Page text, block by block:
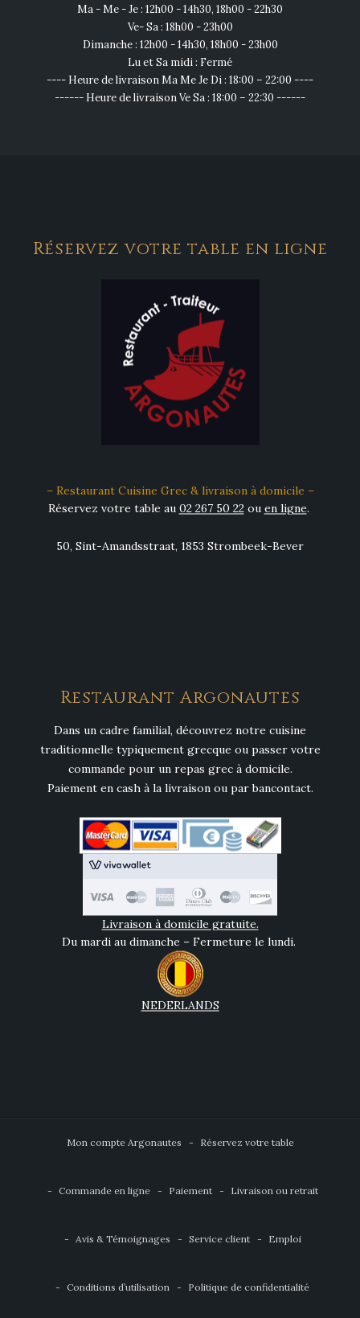
Ma - Me - Je : 12h00 - 14h30, 18h00 - 22h30
Ve- Sa : 18h00 - 23h00
Dimanche : 12h00 - 14h30, 18h00 - 23h00
Lu et Sa midi : Fermé
---- Heure de livraison Ma Me Je Di : 18:00 – 22:00 ----
------ Heure de livraison Ve Sa : 18:00 – 22:30 ------
Réservez votre table en ligne
– Restaurant Cuisine Grec & livraison à domicile –
Réservez votre table au 02 267 50 22ou en ligne.
50, Sint-Amandsstraat, 1853 Strombeek-Bever
Restaurant Argonautes
Dans un cadre familial, découvrez notre cuisine
traditionnelle typiquement grecque ou passer votre
commande pour un repas grec à domicile.
Paiement en cash à la livraison ou par bancontact.
Livraison à domicile gratuite.
Du mardi au dimanche – Fermeture le lundi.
NEDERLANDS
Mon compte Argonautes Réservez votre table
Commande en ligne Paiement Livraison ou retrait
Avis & Témoignages Service client Emploi
Conditions d’utilisation Politique de confidentialité